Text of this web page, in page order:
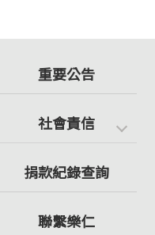
重要公告
社會責信
捐款紀錄查詢
聯繫樂仁